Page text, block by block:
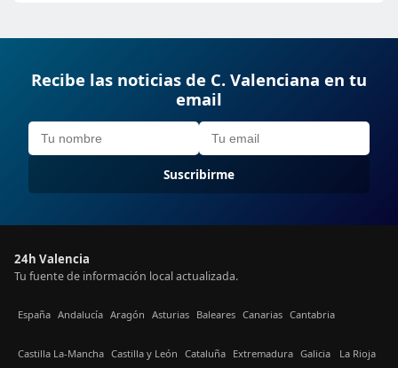
Recibe las noticias de C. Valenciana en tu
email
Suscribirme
24h Valencia
Tu fuente de información local actualizada.
España Andalucía Aragón Asturias Baleares Canarias Cantabria
Castilla La-Mancha Castilla y León Cataluña Extremadura Galicia La Rioja